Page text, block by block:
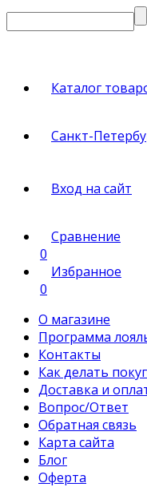
Каталог
Санкт-
Вход на сайт
Сравнение
0
Избранное
0
О магазине
Программа
Контакты
Как делать
Доставка и
Вопрос/Ответ
Обратная связь
Карта сайта
Блог
Оферта